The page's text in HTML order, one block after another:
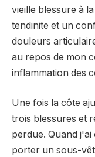
vieille blessure à
tendinite et un
douleurs
au repos de mon
inflammation des
Une fois la côte
trois blessures et
perdue. Quand
porter un sous-